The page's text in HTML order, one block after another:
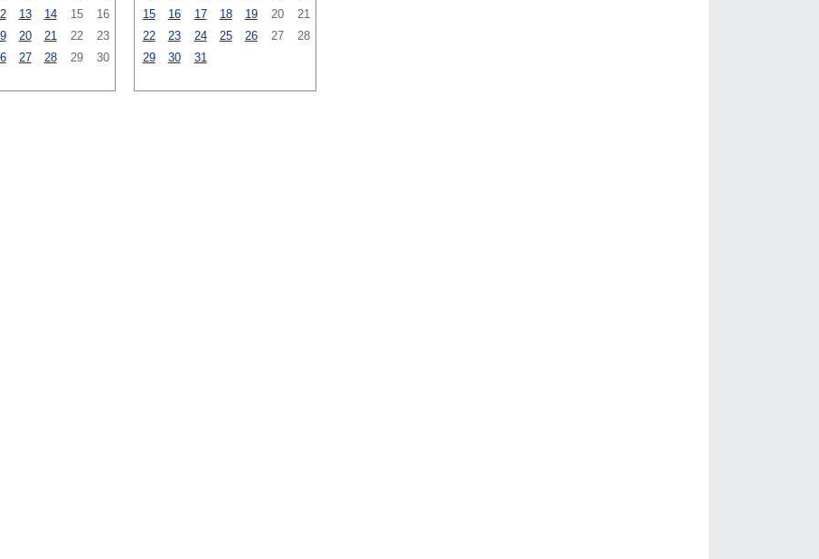
13 14 15
16
20 21 22
23
27 28 29 30
15
16 17 18 19 20
21
22
23 24 25 26 27
28
29
30 31